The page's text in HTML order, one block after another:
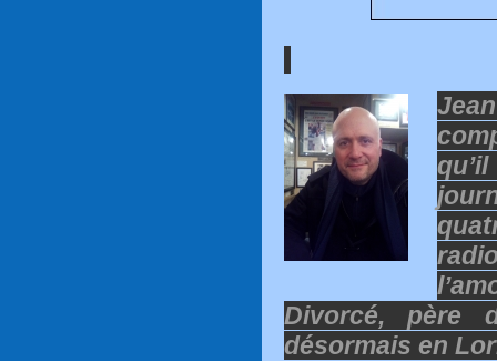
Divorcé, père
désormais en